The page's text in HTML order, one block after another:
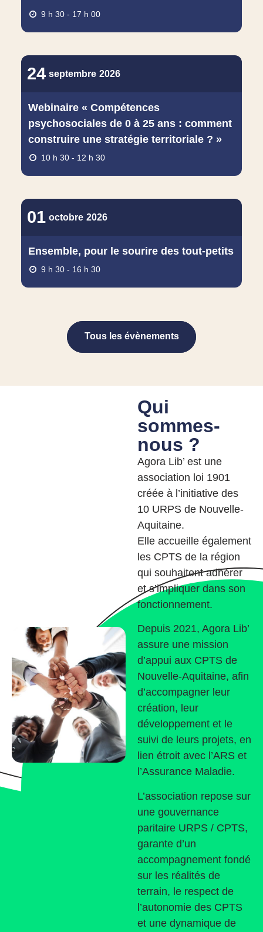
9 h 30 - 17 h 00
24 septembre 2026
Webinaire « Compétences
psychosociales de 0 à 25 ans : comment
construire une stratégie territoriale ? »
10 h 30 - 12 h 30
01 octobre 2026
Ensemble, pour le sourire des tout‑petits
9 h 30 - 16 h 30
Tous les évènements
Qui
sommes-
nous ?
Agora Lib’ est une
association loi 1901
créée à l’initiative des
10 URPS de Nouvelle-
Aquitaine.
Elle accueille également
les CPTS de la région
qui souhaitent adhérer
et s’impliquer dans son
fonctionnement.
Depuis 2021, Agora Lib’
assure une mission
d’appui aux CPTS de
Nouvelle-Aquitaine, afin
d’accompagner leur
création, leur
développement et le
suivi de leurs projets, en
lien étroit avec l’ARS et
l’Assurance Maladie.
L’association repose sur
une gouvernance
paritaire URPS / CPTS,
garante d’un
accompagnement fondé
sur les réalités de
terrain, le respect de
l’autonomie des CPTS
et une dynamique de